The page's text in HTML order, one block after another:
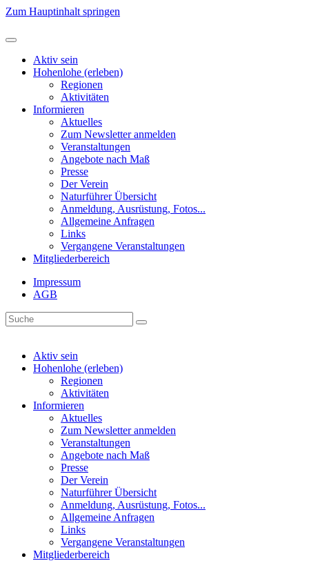
Zum Hauptinhalt springen
Aktiv sein
Hohenlohe (erleben)
Regionen
Aktivitäten
Informieren
Aktuelles
Zum Newsletter anmelden
Veranstaltungen
Angebote nach Maß
Presse
Der Verein
Naturführer Übersicht
Anmeldung, Ausrüstung, Fotos...
Allgemeine Anfragen
Links
Vergangene Veranstaltungen
Mitgliederbereich
Impressum
AGB
Aktiv sein
Hohenlohe (erleben)
Regionen
Aktivitäten
Informieren
Aktuelles
Zum Newsletter anmelden
Veranstaltungen
Angebote nach Maß
Presse
Der Verein
Naturführer Übersicht
Anmeldung, Ausrüstung, Fotos...
Allgemeine Anfragen
Links
Vergangene Veranstaltungen
Mitgliederbereich